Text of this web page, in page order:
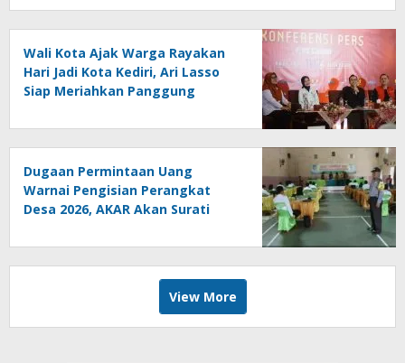
Wali Kota Ajak Warga Rayakan
Hari Jadi Kota Kediri, Ari Lasso
Siap Meriahkan Panggung
Dugaan Permintaan Uang
Warnai Pengisian Perangkat
Desa 2026, AKAR Akan Surati
View More